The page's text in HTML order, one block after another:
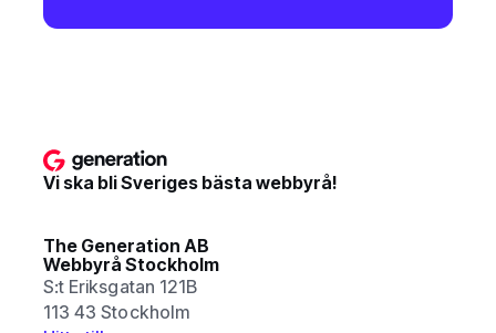
Vi ska bli Sveriges bästa webbyrå!
The Generation AB
Webbyrå Stockholm
S:t Eriksgatan 121B
113 43 Stockholm